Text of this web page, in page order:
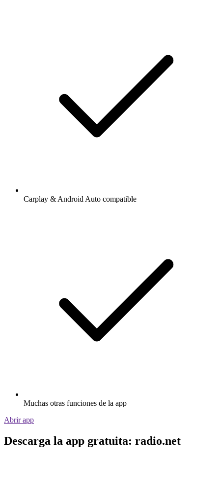
Carplay & Android Auto compatible
Muchas otras funciones de la app
Abrir app
Descarga la app gratuita: radio.net